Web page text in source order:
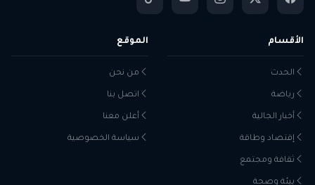
الأقسام
الحدث
رياضة
أخبار الجالية
إقتصاد وطاقة
ثقافة ومجتمع
بيئة وصحة
الموقع
من نحن
اتصل بنا
أعلن معنا
سياسة الخصوصية